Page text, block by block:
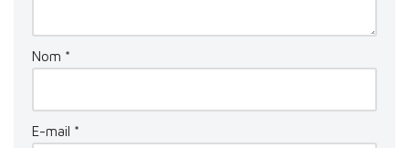
Nom *
E-mail *